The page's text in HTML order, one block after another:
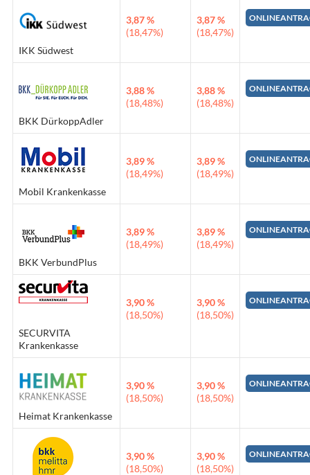
IKK Südwest
3,87 %
(18,47%)
3,87 %
(18,47%)
BKK DürkoppAdler
3,88 %
(18,48%)
3,88 %
(18,48%)
Mobil Krankenkasse
3,89 %
(18,49%)
3,89 %
(18,49%)
BKK VerbundPlus
3,89 %
(18,49%)
3,89 %
(18,49%)
SECURVITA
Krankenkasse
3,90 %
(18,50%)
3,90 %
(18,50%)
Heimat Krankenkasse
3,90 %
(18,50%)
3,90 %
(18,50%)
3,90 %
(18,50%)
3,90 %
(18,50%)